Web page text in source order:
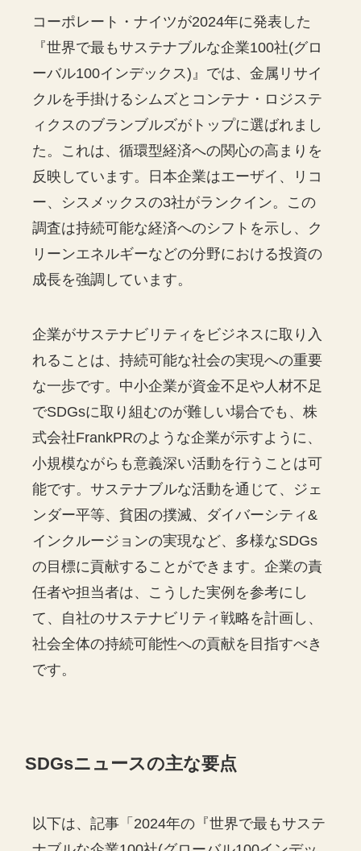
コーポレート・ナイツが2024年に発表した
『世界で最もサステナブルな企業100社(グロ
ーバル100インデックス)』では、金属リサイ
クルを手掛けるシムズとコンテナ・ロジステ
ィクスのブランブルズがトップに選ばれまし
た。これは、循環型経済への関心の高まりを
反映しています。日本企業はエーザイ、リコ
ー、シスメックスの3社がランクイン。この
調査は持続可能な経済へのシフトを示し、ク
リーンエネルギーなどの分野における投資の
成長を強調しています。
企業がサステナビリティをビジネスに取り入
れることは、持続可能な社会の実現への重要
な一歩です。中小企業が資金不足や人材不足
でSDGsに取り組むのが難しい場合でも、株
式会社FrankPRのような企業が示すように、
小規模ながらも意義深い活動を行うことは可
能です。サステナブルな活動を通じて、ジェ
ンダー平等、貧困の撲滅、ダイバーシティ&
インクルージョンの実現など、多様なSDGs
の目標に貢献することができます。企業の責
任者や担当者は、こうした実例を参考にし
て、自社のサステナビリティ戦略を計画し、
社会全体の持続可能性への貢献を目指すべき
です。
SDGsニュースの主な要点
以下は、記事「2024年の『世界で最もサステ